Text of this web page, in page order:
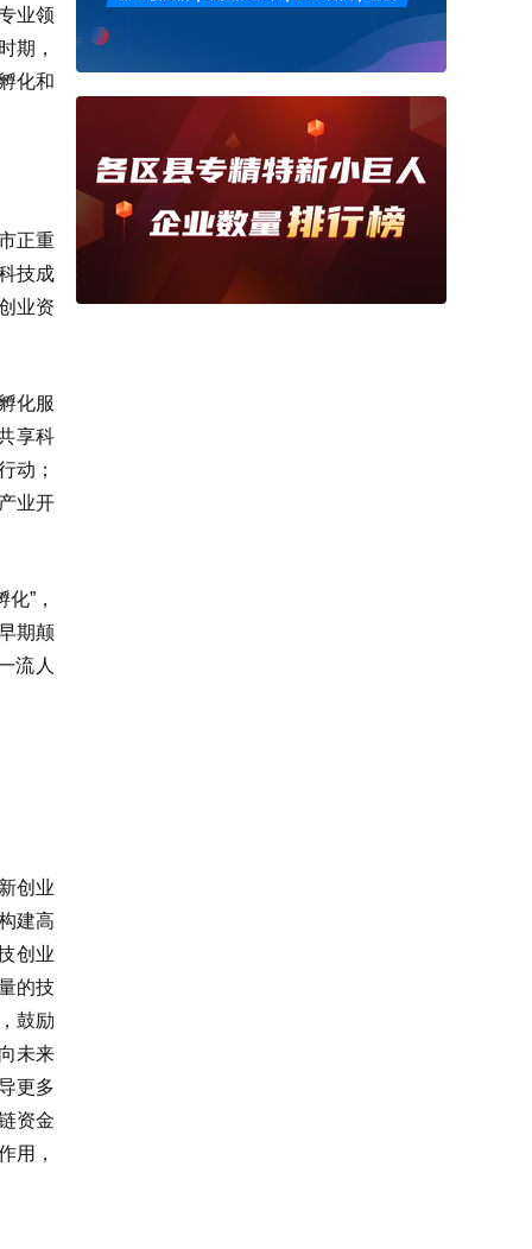
业领
期，
化和
正重
技成
业资
化服
享科
动；
业开
”，
期颠
流人
创业
建高
创业
的技
鼓励
未来
更多
资金
用，